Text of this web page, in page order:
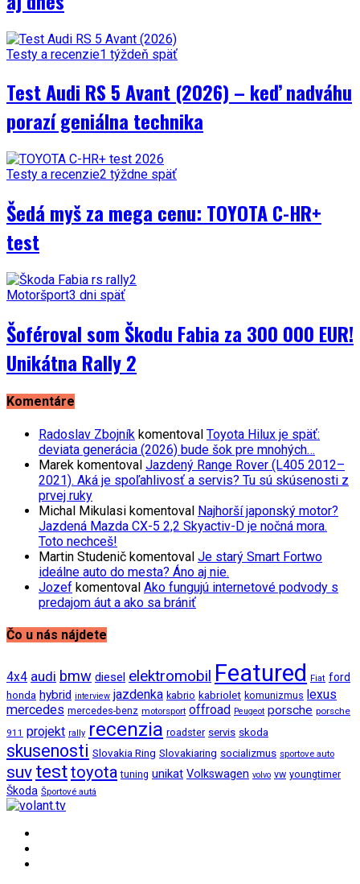
Testy a recenzie1 týždeň späť
Test Audi RS 5 Avant (2026) – keď nadváhu
porazí geniálna technika
Testy a recenzie2 týždne späť
Šedá myš za mega cenu: TOYOTA C-HR+
test
Motoršport3 dni späť
Šoféroval som Škodu Fabia za 300 000 EUR!
Unikátna Rally 2
Komentáre
Radoslav Zbojník komentoval Toyota Hilux je späť:
deviata generácia (2026) bude šok pre mnohých…
Marek komentoval Jazdený Range Rover (L405 2012–
2021). Aká je spoľahlivosť a servis? Tu sú skúsenosti z
prvej ruky
Michal Mikulasi komentoval Najhorší japonský motor?
Jazdená Mazda CX-5 2,2 Skyactiv-D je nočná mora.
Toto nechceš!
Martin Studenič komentoval Je starý Smart Fortwo
ideálne auto do mesta? Áno aj nie.
Jozef komentoval Ako fungujú internetové podvody s
predajom áut a ako sa brániť
Čo u nás nájdete
4x4 audi bmw diesel elektromobil Featured Fiat ford
honda hybrid interview jazdenka kabrio kabriolet komunizmus lexus
mercedes mercedes-benz motorsport offroad Peugeot porsche porsche
911 projekt rally recenzia roadster servis skoda
skusenosti Slovakia Ring Slovakiaring socializmus sportove auto
suv testtoyota tuning unikat Volkswagen volvo vw youngtimer
Škoda Športové autá